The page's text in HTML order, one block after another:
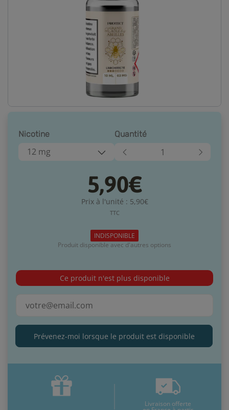
Nicotine
12 mg
Quantité
5,90€
Prix à l'unité : 5,90€
TTC
INDISPONIBLE
Produit disponible avec d'autres options
Ce produit n'est plus disponible
Prévenez-moi lorsque le produit est disponible
Livraison offerte